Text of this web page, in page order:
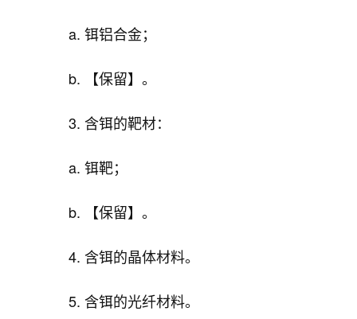
a. 铒铝合金；
b. 【保留】。
3. 含铒的靶材：
a. 铒靶；
b. 【保留】。
4. 含铒的晶体材料。
5. 含铒的光纤材料。